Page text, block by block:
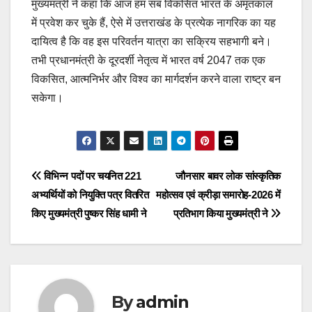
मुख्यमंत्री ने कहा कि आज हम सब विकसित भारत के अमृतकाल
में प्रवेश कर चुके हैं, ऐसे में उत्तराखंड के प्रत्येक नागरिक का यह
दायित्व है कि वह इस परिवर्तन यात्रा का सक्रिय सहभागी बने।
तभी प्रधानमंत्री के दूरदर्शी नेतृत्व में भारत वर्ष 2047 तक एक
विकसित, आत्मनिर्भर और विश्व का मार्गदर्शन करने वाला राष्ट्र बन
सकेगा।
Post
navigation
Post
navigation
जौनसार बावर लोक सांस्कृतिक
महोत्सव एवं क्रीड़ा समारोह-2026 में
प्रतिभाग किया मुख्यमंत्री ने
विभिन्न पदों पर चयनित 221
अभ्यर्थियों को नियुक्ति पत्र वितरित
किए मुख्यमंत्री पुष्कर सिंह धामी ने
Byadmin